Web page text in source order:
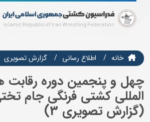
خانه اطلاع رسانی گزارش تصويري
چهل و پنجمین دوره رقابت
المللی کشتی فرنگی جام
(گزارش تصویری 3)